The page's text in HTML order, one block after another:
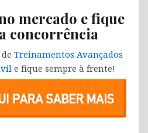
mercado e fique
concorrência
Treinamentos Avançados
e fique sempre à frente!